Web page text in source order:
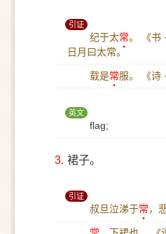
引证
纪于太常。
《
日月曰太常。
载是常服。 《诗
英文
flag;
3. 裙子。
引证
叔旦泣涕于常，